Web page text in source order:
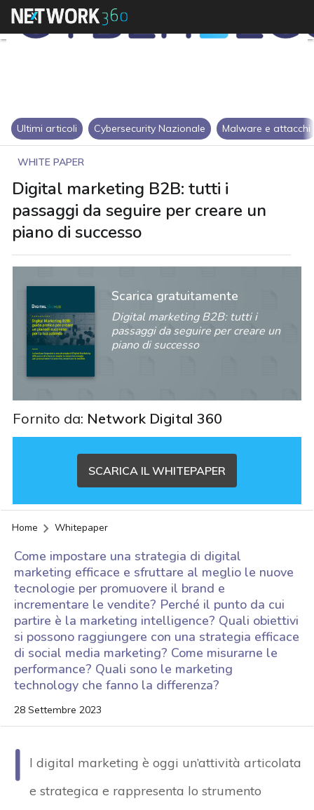
Ultimi articoli Cybersecurity Nazionale Malware e attacchi
WHITE PAPER
Digital marketing B2B: tutti i
passaggi da seguire per creare un
piano di successo
Scarica gratuitamente
Digital marketing B2B: tutti i
passaggi da seguire per creare un
piano di successo
Fornito da: Network Digital 360
SCARICA IL WHITEPAPER
Home Whitepaper
Come impostare una strategia di digital
marketing efficace e sfruttare al meglio le nuove
tecnologie per promuovere il brand e
incrementare le vendite? Perché il punto da cui
partire è la marketing intelligence? Quali obiettivi
si possono raggiungere con una strategia efficace
di social media marketing? Come misurarne le
performance? Quali sono le marketing
technology che fanno la differenza?
28 Settembre 2023
I
l digital marketing è oggi un’attività articolata
e strategica e rappresenta lo strumento